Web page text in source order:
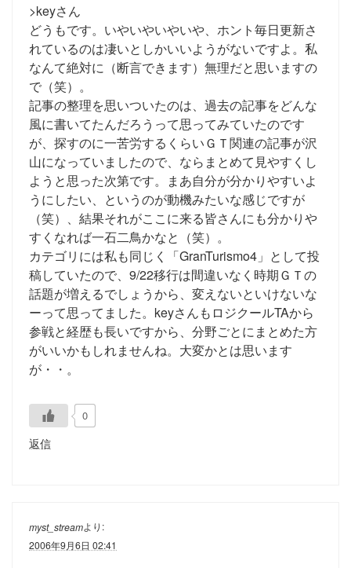
>keyさん
どうもです。いやいやいやいや、ホント毎日更新さ
れているのは凄いとしかいいようがないですよ。私
なんて絶対に（断言できます）無理だと思いますの
で（笑）。
記事の整理を思いついたのは、過去の記事をどんな
風に書いてたんだろうって思ってみていたのです
が、探すのに一苦労するくらいＧＴ関連の記事が沢
山になっていましたので、ならまとめて見やすくし
ようと思った次第です。まあ自分が分かりやすいよ
うにしたい、というのが動機みたいな感じですが
（笑）、結果それがここに来る皆さんにも分かりや
すくなれば一石二鳥かなと（笑）。
カテゴリには私も同じく「GranTurismo4」として投
稿していたので、9/22移行は間違いなく時期ＧＴの
話題が増えるでしょうから、変えないといけないな
ーって思ってました。keyさんもロジクールTAから
参戦と経歴も長いですから、分野ごとにまとめた方
がいいかもしれませんね。大変かとは思います
が・・。
0
返信
myst_streamより:
2006年9月6日 02:41